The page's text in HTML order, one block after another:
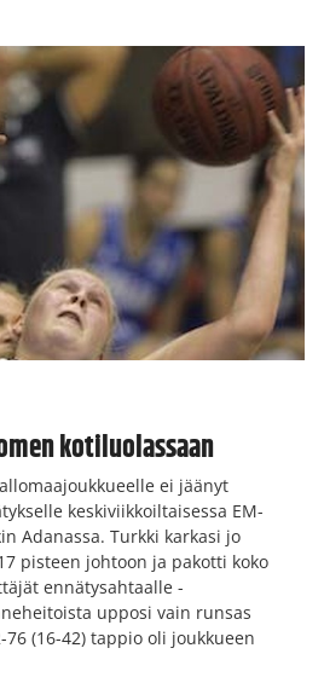
kotiluolassaan
ei jäänyt
keskiviikkoiltaisessa EM-
Adanassa. Turkki karkasi jo
pisteen johtoon ja pakotti koko
ennätysahtaalle -
upposi vain runsas
(16-42) tappio oli joukkueen